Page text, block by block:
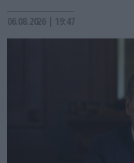
06.08.2026 | 19:47